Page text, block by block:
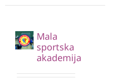
Mala
sportska
akademija